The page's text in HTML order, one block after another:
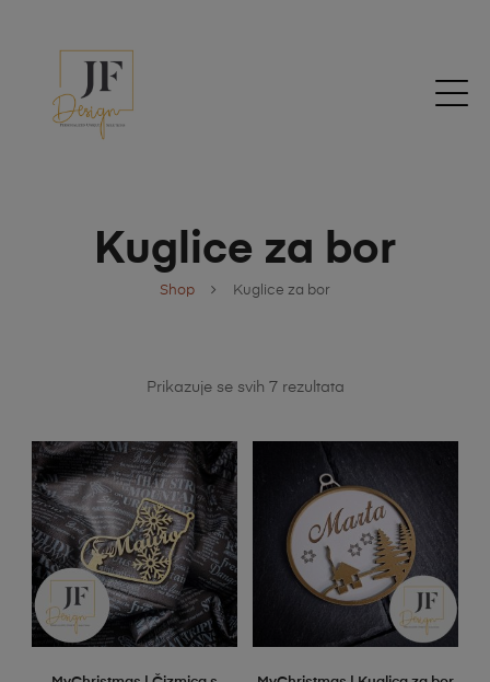
Shop Kuglice za bor
Kuglice za bor
Prikazuje se svih 7 rezultata